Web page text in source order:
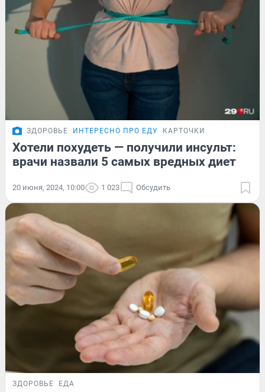
ЗДОРОВЬЕ ИНТЕРЕСНО ПРО ЕДУ КАРТОЧКИ
Хотели похудеть — получили инсульт:
врачи назвали 5 самых вредных диет
20 июня, 2024, 10:00 1 023 Обсудить
ЗДОРОВЬЕ ЕДА